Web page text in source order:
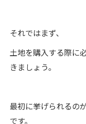
それではまず、
土地を購入する際に
きましょう。
最初に挙げられるの
です。